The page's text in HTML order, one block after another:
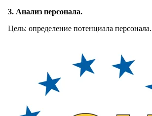
3. Анализ персонала.
Цель: определение потенциала персонала.